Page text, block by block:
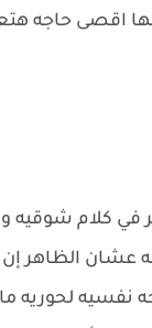
اقصى حاجه
في كلام
عشان الظاهر
نفسيه لحوريه